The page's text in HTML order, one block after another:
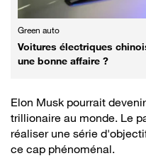
Green auto
Voitures électriques
une bonne affaire ?
Elon Musk pourrait
trillionaire au monde. Le
réaliser une série
ce cap phénoménal.